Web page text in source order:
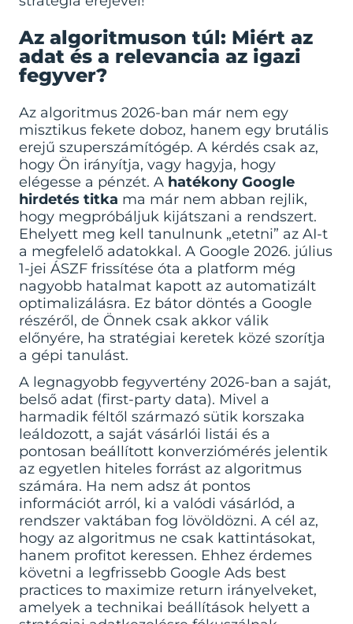
Az algoritmuson túl: Miért az
adat és a relevancia az igazi
fegyver?
Az algoritmus 2026-ban már nem egy
misztikus fekete doboz, hanem egy brutális
erejű szuperszámítógép. A kérdés csak az,
hogy Ön irányítja, vagy hagyja, hogy
elégesse a pénzét. A hatékony Google
hirdetés titka ma már nem abban rejlik,
hogy megpróbáljuk kijátszani a rendszert.
Ehelyett meg kell tanulnunk „etetni” az AI-t
a megfelelő adatokkal. A Google 2026. július
1-jei ÁSZF frissítése óta a platform még
nagyobb hatalmat kapott az automatizált
optimalizálásra. Ez bátor döntés a Google
részéről, de Önnek csak akkor válik
előnyére, ha stratégiai keretek közé szorítja
a gépi tanulást.
A legnagyobb fegyvertény 2026-ban a saját,
belső adat (first-party data). Mivel a
harmadik féltől származó sütik korszaka
leáldozott, a saját vásárlói listái és a
pontosan beállított konverziómérés jelentik
az egyetlen hiteles forrást az algoritmus
számára. Ha nem adsz át pontos
információt arról, ki a valódi vásárlód, a
rendszer vaktában fog lövöldözni. A cél az,
hogy az algoritmus ne csak kattintásokat,
hanem profitot keressen. Ehhez érdemes
követni a legfrissebb Google Ads best
practices to maximize return irányelveket,
amelyek a technikai beállítások helyett a